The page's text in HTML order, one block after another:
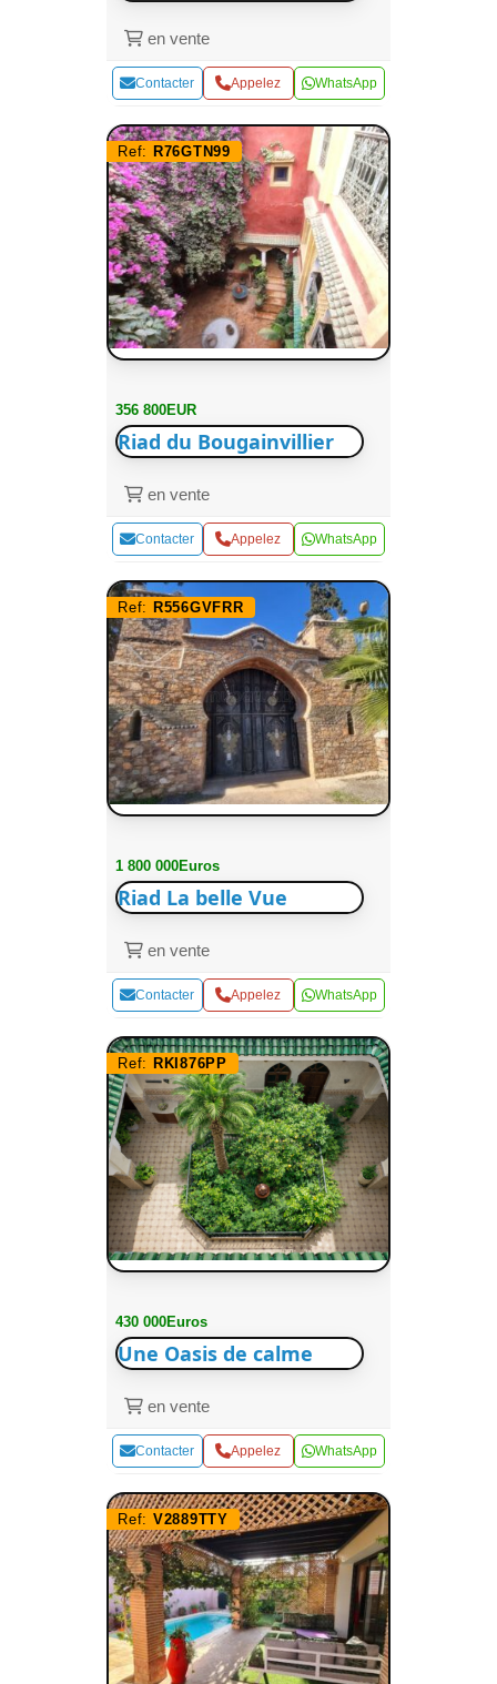
en vente
Contacter Appelez WhatsApp
Ref: R76GTN99
356 800EUR
Riad du Bougainvillier
en vente
Contacter Appelez WhatsApp
Ref: R556GVFRR
1 800 000Euros
Riad La belle Vue
en vente
Contacter Appelez WhatsApp
Ref: RKI876PP
430 000Euros
Une Oasis de calme
en vente
Contacter Appelez WhatsApp
Ref: V2889TTY